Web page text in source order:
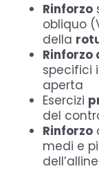
Rinforzo
obliquo
della
specifici
aperta
Esercizi
del
Rinforzo
medi e